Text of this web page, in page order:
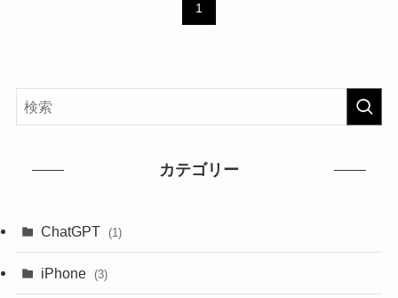
1
カテゴリー
ChatGPT (1)
iPhone (3)